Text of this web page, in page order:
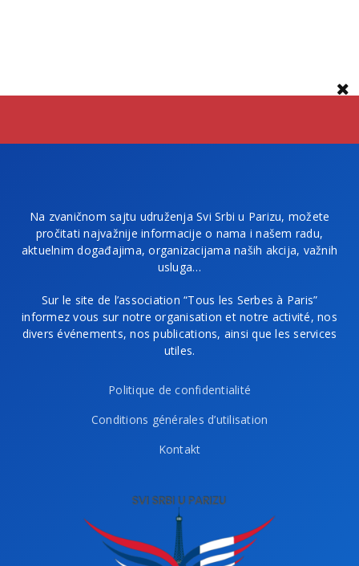
Na zvaničnom sajtu udruženja Svi Srbi u Parizu, možete
pročitati najvažnije informacije o nama i našem radu,
aktuelnim događajima, organizacijama naših akcija, važnih
usluga…
Sur le site de l’association “Tous les Serbes à Paris”
informez vous sur notre organisation et notre activité, nos
divers événements, nos publications, ainsi que les services
utiles.
Politique de confidentialité
Conditions générales d’utilisation
Kontakt